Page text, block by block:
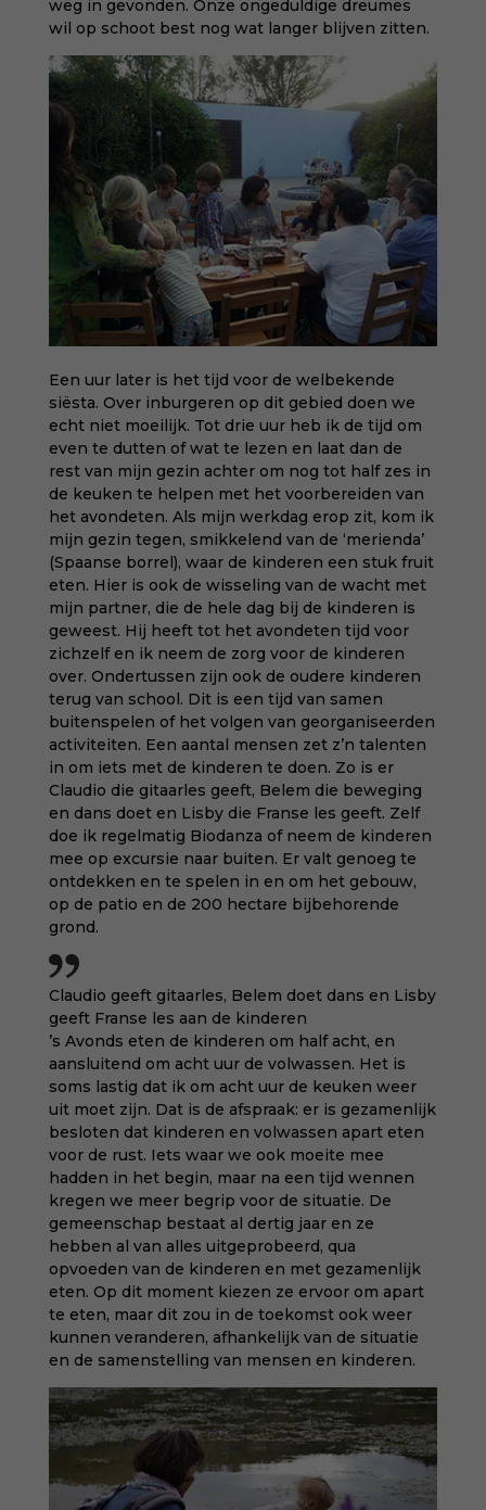
weg in gevonden. Onze ongeduldige dreumes
wil op schoot best nog wat langer blijven zitten.
Een uur later is het tijd voor de welbekende
siësta. Over inburgeren op dit gebied doen we
echt niet moeilijk. Tot drie uur heb ik de tijd om
even te dutten of wat te lezen en laat dan de
rest van mijn gezin achter om nog tot half zes in
de keuken te helpen met het voorbereiden van
het avondeten. Als mijn werkdag erop zit, kom ik
mijn gezin tegen, smikkelend van de ‘merienda’
(Spaanse borrel), waar de kinderen een stuk fruit
eten. Hier is ook de wisseling van de wacht met
mijn partner, die de hele dag bij de kinderen is
geweest. Hij heeft tot het avondeten tijd voor
zichzelf en ik neem de zorg voor de kinderen
over. Ondertussen zijn ook de oudere kinderen
terug van school. Dit is een tijd van samen
buitenspelen of het volgen van georganiseerden
activiteiten. Een aantal mensen zet z’n talenten
in om iets met de kinderen te doen. Zo is er
Claudio die gitaarles geeft, Belem die beweging
en dans doet en Lisby die Franse les geeft. Zelf
doe ik regelmatig Biodanza of neem de kinderen
mee op excursie naar buiten. Er valt genoeg te
ontdekken en te spelen in en om het gebouw,
op de patio en de 200 hectare bijbehorende
grond.
Claudio geeft gitaarles, Belem doet dans en Lisby
geeft Franse les aan de kinderen
’s Avonds eten de kinderen om half acht, en
aansluitend om acht uur de volwassen. Het is
soms lastig dat ik om acht uur de keuken weer
uit moet zijn. Dat is de afspraak: er is gezamenlijk
besloten dat kinderen en volwassen apart eten
voor de rust. Iets waar we ook moeite mee
hadden in het begin, maar na een tijd wennen
kregen we meer begrip voor de situatie. De
gemeenschap bestaat al dertig jaar en ze
hebben al van alles uitgeprobeerd, qua
opvoeden van de kinderen en met gezamenlijk
eten. Op dit moment kiezen ze ervoor om apart
te eten, maar dit zou in de toekomst ook weer
kunnen veranderen, afhankelijk van de situatie
en de samenstelling van mensen en kinderen.